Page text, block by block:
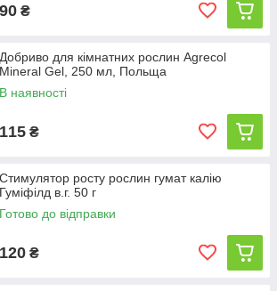
90 ₴
Добриво для кімнатних рослин Agrecol
Mineral Gel, 250 мл, Польща
В наявності
115 ₴
Стимулятор росту рослин гумат калію
Гуміфілд в.г. 50 г
Готово до відправки
120 ₴